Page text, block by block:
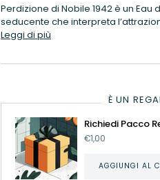
Perdizione di Nobile 1942 è un Eau
seducente che interpreta
Leggi di più
È UN
Richiedi Pacco
€1,00
AGGIUNGI AL